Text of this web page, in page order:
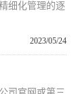
细化管理的逐
2023/05/24